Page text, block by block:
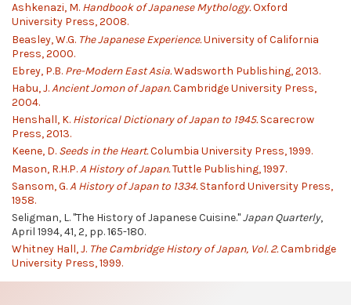
Ashkenazi, M. Handbook of Japanese Mythology.Oxford
University Press, 2008.
Beasley, W.G. The Japanese Experience.University of California
Press, 2000.
Ebrey, P.B. Pre-Modern East Asia.Wadsworth Publishing, 2013.
Habu, J.Ancient Jomon of Japan.Cambridge University Press,
2004.
Henshall, K. Historical Dictionary of Japan to 1945.Scarecrow
Press, 2013.
Keene, D. Seeds in the Heart.Columbia University Press, 1999.
Mason, R.H.P.A History of Japan.Tuttle Publishing, 1997.
Sansom, G.A History of Japan to 1334.Stanford University Press,
1958.
Seligman, L. "The History of Japanese Cuisine."Japan Quarterly,
April 1994, 41, 2, pp. 165-180.
Whitney Hall, J. The Cambridge History of Japan, Vol. 2.Cambridge
University Press, 1999.